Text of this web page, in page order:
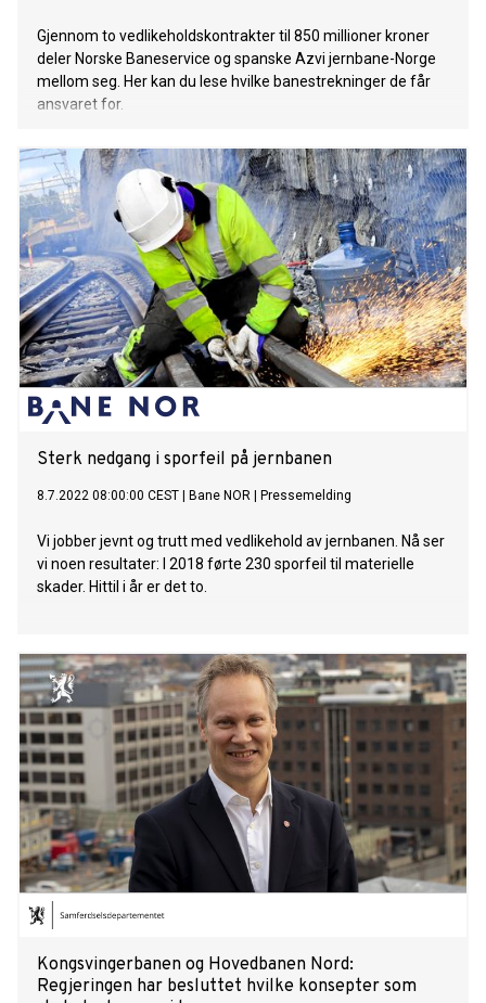
Gjennom to vedlikeholdskontrakter til 850 millioner kroner
deler Norske Baneservice og spanske Azvi jernbane-Norge
mellom seg. Her kan du lese hvilke banestrekninger de får
ansvaret for.
Sterk nedgang i sporfeil på jernbanen
8.7.2022 08:00:00 CEST Bane NOR Pressemelding
Vi jobber jevnt og trutt med vedlikehold av jernbanen. Nå ser
vi noen resultater: I 2018 førte 230 sporfeil til materielle
skader. Hittil i år er det to.
Kongsvingerbanen og Hovedbanen Nord:
Regjeringen har besluttet hvilke konsepter som